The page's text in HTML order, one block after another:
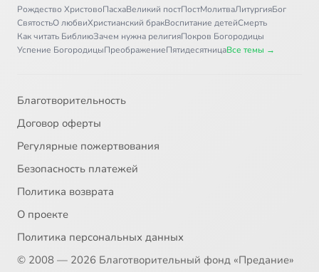
Рождество ХристовоПасхаВеликий постПостМолитваЛитургияБог
СвятостьО любвиХристианский бракВоспитание детейСмерть
Как читать БиблиюЗачем нужна религияПокров Богородицы
Успение БогородицыПреображениеПятидесятницаВсе темы →
Благотворительность
Договор оферты
Регулярные пожертвования
Безопасность платежей
Политика возврата
О проекте
Политика персональных данных
© 2008 — 2026 Благотворительный фонд «Предание»